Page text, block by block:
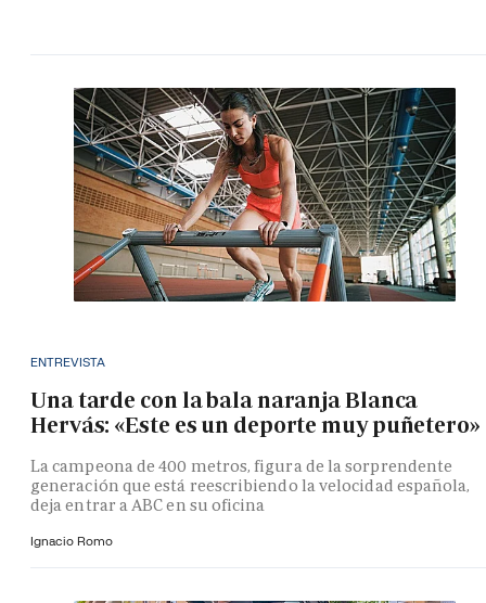
ENTREVISTA
Una tarde con la bala naranja Blanca
Hervás: «Este es un deporte muy puñetero»
La campeona de 400 metros, figura de la sorprendente
generación que está reescribiendo la velocidad española,
deja entrar a ABC en su oficina
Ignacio Romo